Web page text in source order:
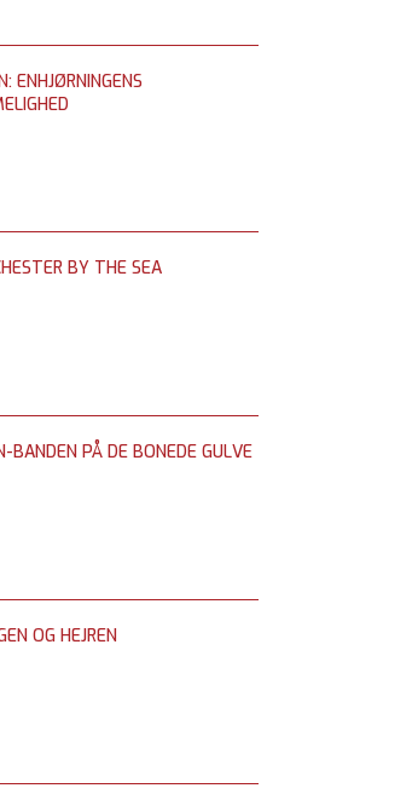
ENHJØRNINGENS
BY THE SEA
BANDEN PÅ DE BONEDE GULVE
OG HEJREN